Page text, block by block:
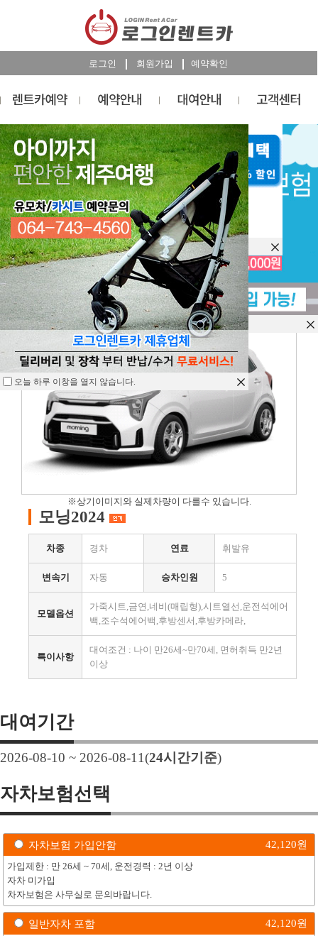
로그인 회원가입 예약확인
렌트카예약
RESERVATION
렌트카 예약하기
※상기이미지와 실제차량이 다를수 있습니다.
모닝2024
차종 경차 연료 휘발유
변속기 자동 승차인원 5
모델옵션
가죽시트,금연,네비(매립형),시트열선,운전석에어
백,조수석에어백,후방센서,후방카메라,
특이사항
대여조건 : 나이 만26세~만70세, 면허취득 만2년
이상
대여기간
2026-08-10 ~ 2026-08-11(24시간기준)
자차보험선택
자차보험 가입안함 42,120원
가입제한 : 만 26세 ~ 70세, 운전경력 : 2년 이상
자차 미가입
차자보험은 사무실로 문의바랍니다.
일반자차 포함 42,120원
오늘 하루 이창을 열지 않습니다.
오늘 하루 이창을 열지 않습니다.
오늘 하루 이창을 열지 않습니다.
오늘 하루 이창을 열지 않습니다.